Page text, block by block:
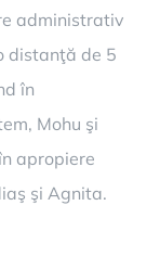
administrativ
distanţă de 5
în
Mohu şi
apropiere
şi Agnita.